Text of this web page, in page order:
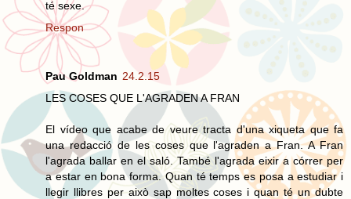
té sexe.
Respon
Pau Goldman 24.2.15
LES COSES QUE L'AGRADEN A FRAN
El vídeo que acabe de veure tracta d'una xiqueta que fa
una redacció de les coses que l'agraden a Fran. A Fran
l'agrada ballar en el saló. També l'agrada eixir a córrer per
a estar en bona forma. Quan té temps es posa a estudiar i
llegir llibres per això sap moltes coses i quan té un dubte